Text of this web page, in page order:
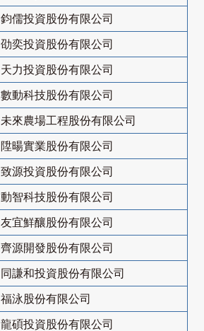
鈞儒投資股份有限公司
劭奕投資股份有限公司
天力投資股份有限公司
數動科技股份有限公司
未來農場工程股份有限公司
陞暘實業股份有限公司
致源投資股份有限公司
動智科技股份有限公司
友宜鮮釀股份有限公司
齊源開發股份有限公司
同謙和投資股份有限公司
福泳股份有限公司
龍碩投資股份有限公司